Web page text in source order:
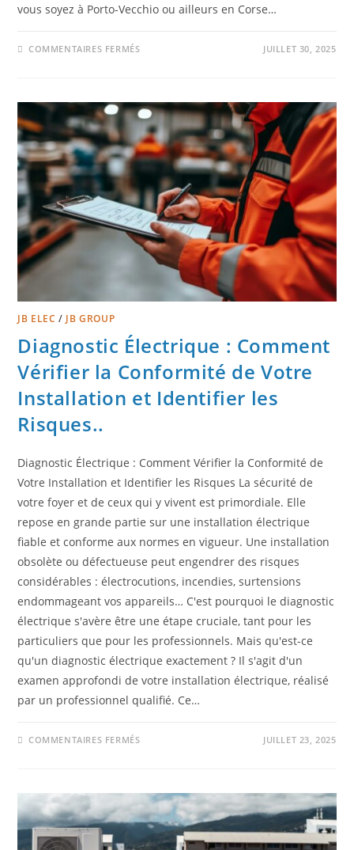
vous soyez à Porto-Vecchio ou ailleurs en Corse…
COMMENTAIRES FERMÉS JUILLET 30, 2025
JB ELEC / JB GROUP
Diagnostic Électrique : Comment
Vérifier la Conformité de Votre
Installation et Identifier les
Risques..
Diagnostic Électrique : Comment Vérifier la Conformité de
Votre Installation et Identifier les Risques La sécurité de
votre foyer et de ceux qui y vivent est primordiale. Elle
repose en grande partie sur une installation électrique
fiable et conforme aux normes en vigueur. Une installation
obsolète ou défectueuse peut engendrer des risques
considérables : électrocutions, incendies, surtensions
endommageant vos appareils… C'est pourquoi le diagnostic
électrique s'avère être une étape cruciale, tant pour les
particuliers que pour les professionnels. Mais qu'est-ce
qu'un diagnostic électrique exactement ? Il s'agit d'un
examen approfondi de votre installation électrique, réalisé
par un professionnel qualifié. Ce…
COMMENTAIRES FERMÉS JUILLET 23, 2025